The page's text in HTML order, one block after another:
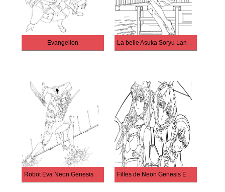
Evangelion La belle Asuka Soryu Langley
Robot Eva Neon Genesis Evangelion Filles de Neon Genesis Evangelion